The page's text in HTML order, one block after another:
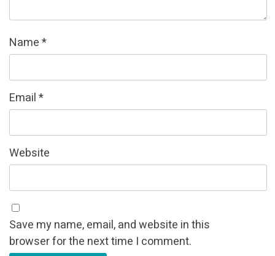
Name*
Email*
Website
Save my name, email, and website in this
browser for the next time I comment.